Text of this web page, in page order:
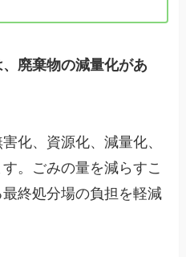
廃棄物の減量化があ
化、資源化、減量化、
。ごみの量を減らすこ
終処分場の負担を軽減